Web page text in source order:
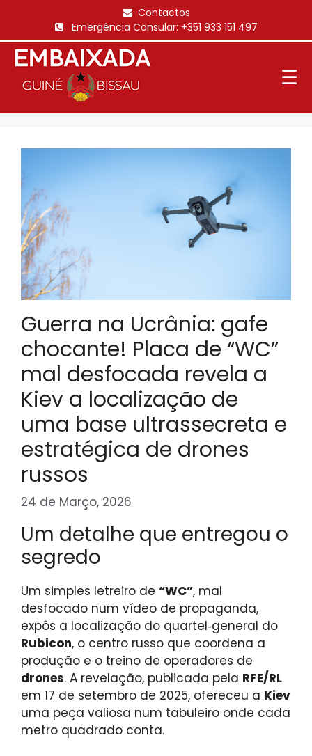
o
conteúdo
Contactos
Emergência Consular: +351 933 151 497
☰
Guerra na Ucrânia: gafe
chocante! Placa de “WC”
mal desfocada revela a
Kiev a localização de
uma base ultrassecreta e
estratégica de drones
russos
24 de Março, 2026
Um detalhe que entregou o
segredo
Um simples letreiro de “WC”, mal
desfocado num vídeo de propaganda,
expôs a localização do quartel‑general do
Rubicon, o centro russo que coordena a
produção e o treino de operadores de
drones. A revelação, publicada pela RFE/RL
em 17 de setembro de 2025, ofereceu a Kiev
uma peça valiosa num tabuleiro onde cada
metro quadrado conta.